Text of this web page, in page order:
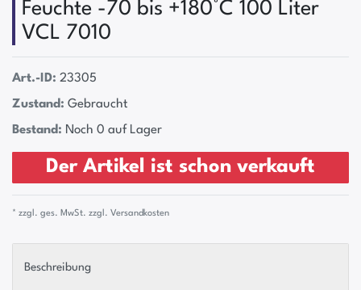
Feuchte -70 bis +180°C 100 Liter
VCL 7010
Art.-ID: 23305
Zustand: Gebraucht
Bestand: Noch 0 auf Lager
Der Artikel ist schon verkauft
* zzgl. ges. MwSt. zzgl. Versandkosten
Beschreibung